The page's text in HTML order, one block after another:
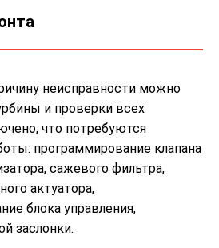
неисправности можно
и проверки всех
что потребуются
программирование клапана
сажевого фильтра,
актуатора,
блока управления,
заслонки.